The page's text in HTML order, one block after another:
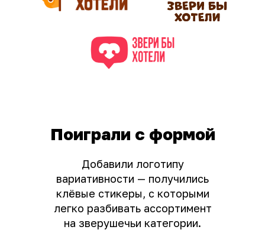
Поиграли с формой
Добавили логотипу
вариативности — получились
клёвые стикеры, с которыми
легко разбивать ассортимент
на зверушечьи категории.